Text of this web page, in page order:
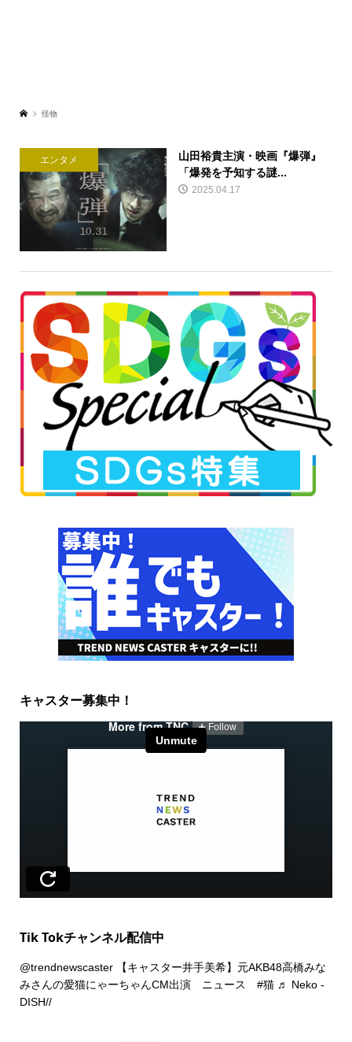
怪物
エンタメ
山田裕貴主演・映画『爆弾』
「爆発を予知する謎...
2025.04.17
キャスター募集中！
Tik Tokチャンネル配信中
@trendnewscaster【キャスター井手美希】元AKB48高橋みな
みさんの愛猫にゃーちゃんCM出演 ニュース #猫 ♬ Neko -
DISH//